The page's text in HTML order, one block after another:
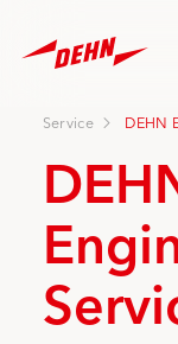
main
Service DEHN